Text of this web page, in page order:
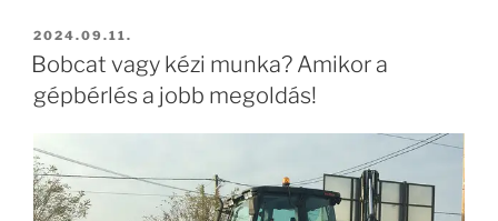
BEKÜLDVE:
2024.09.11.
Bobcat vagy kézi munka? Amikor a
gépbérlés a jobb megoldás!